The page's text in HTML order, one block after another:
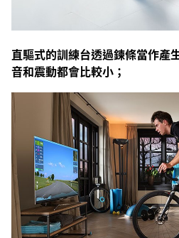
直驅式的訓練台透過鍊條當作產
音和震動都會比較小；